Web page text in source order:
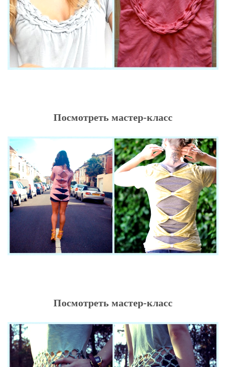
Посмотреть мастер-класс
Посмотреть мастер-класс